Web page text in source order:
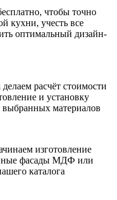
чтобы точно
кухни, учесть все
оптимальный дизайн-
расчёт стоимости
и установку
материалов
изготовление
фасады МДФ или
каталога